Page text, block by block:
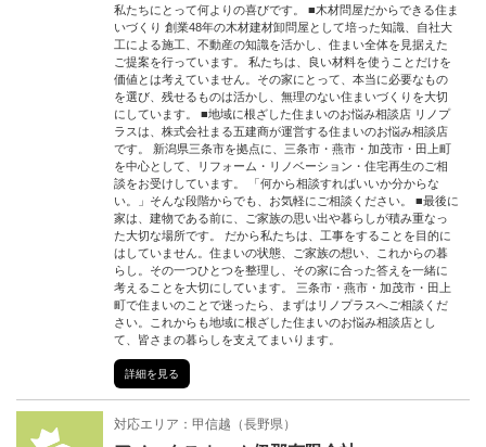
私たちにとって何よりの喜びです。 ■木材問屋だからできる住ま
いづくり 創業48年の木材建材卸問屋として培った知識、自社大
工による施工、不動産の知識を活かし、住まい全体を見据えた
ご提案を行っています。 私たちは、良い材料を使うことだけを
価値とは考えていません。その家にとって、本当に必要なもの
を選び、残せるものは活かし、無理のない住まいづくりを大切
にしています。 ■地域に根ざした住まいのお悩み相談店 リノプ
ラスは、株式会社まる五建商が運営する住まいのお悩み相談店
です。 新潟県三条市を拠点に、三条市・燕市・加茂市・田上町
を中心として、リフォーム・リノベーション・住宅再生のご相
談をお受けしています。 「何から相談すればいいか分からな
い。」そんな段階からでも、お気軽にご相談ください。 ■最後に
家は、建物である前に、ご家族の思い出や暮らしが積み重なっ
た大切な場所です。 だから私たちは、工事をすることを目的に
はしていません。住まいの状態、ご家族の想い、これからの暮
らし。その一つひとつを整理し、その家に合った答えを一緒に
考えることを大切にしています。 三条市・燕市・加茂市・田上
町で住まいのことで迷ったら、まずはリノプラスへご相談くだ
さい。これからも地域に根ざした住まいのお悩み相談店とし
て、皆さまの暮らしを支えてまいります。
詳細を見る
対応エリア： 甲信越 （長野県）